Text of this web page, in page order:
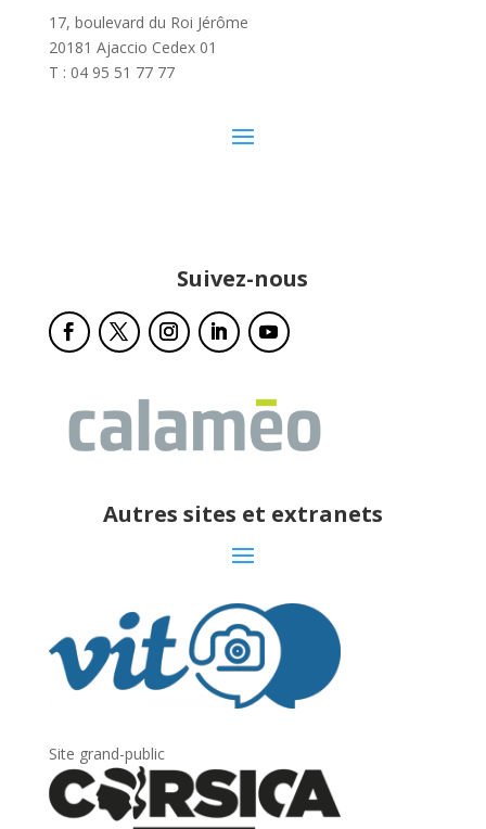
17, boulevard du Roi Jérôme
20181 Ajaccio Cedex 01
T : 04 95 51 77 77
Suivez-nous
Autres sites et extranets
Site grand-public